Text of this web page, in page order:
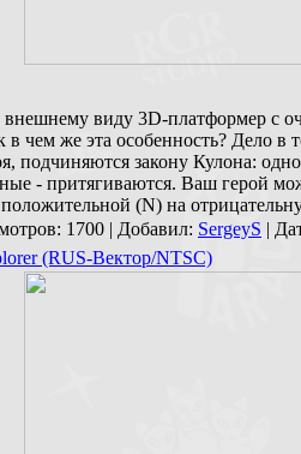
виду 3D-платформер с
в чем же эта особенность? Дело в
подчиняются закону Кулона:
- притягиваются. Ваш герой
положительной (N) на
1700 | Добавил: SergeyS |
(RUS-Вектор/NTSC)